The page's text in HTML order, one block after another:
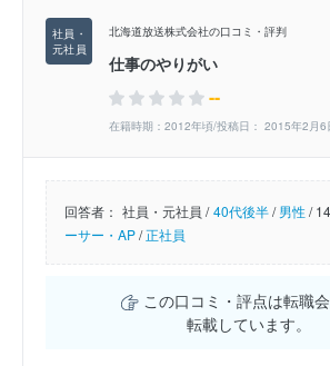
北海道放送株式会社の口コミ・評判
仕事のやりがい
--
在籍時期：2012年頃/投稿日： 2015年2月6
回答者： 社員・元社員 / 40代後半/男性/
ーサー・AP/正社員
この口コミ・評点は転職
転載しています。